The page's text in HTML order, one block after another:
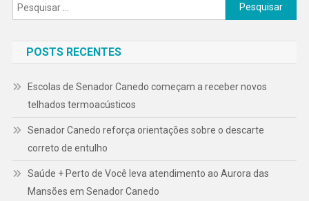
Sob
Pesquisar
por:
POSTS RECENTES
Escolas de Senador Canedo começam a receber novos
telhados termoacústicos
Senador Canedo reforça orientações sobre o descarte
correto de entulho
Saúde + Perto de Você leva atendimento ao Aurora das
Mansões em Senador Canedo